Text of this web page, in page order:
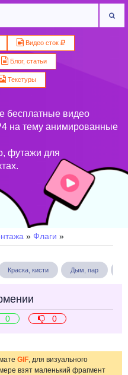
Видео сток
Блог, статьи
Текстуры
бесплатные видео
на тему анимированные
футажи для
» Флаги »
Краска, кисти Дым, пар
0 0
GIF, для визуального
взят маленький фрагмент